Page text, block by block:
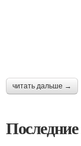
читать дальше →